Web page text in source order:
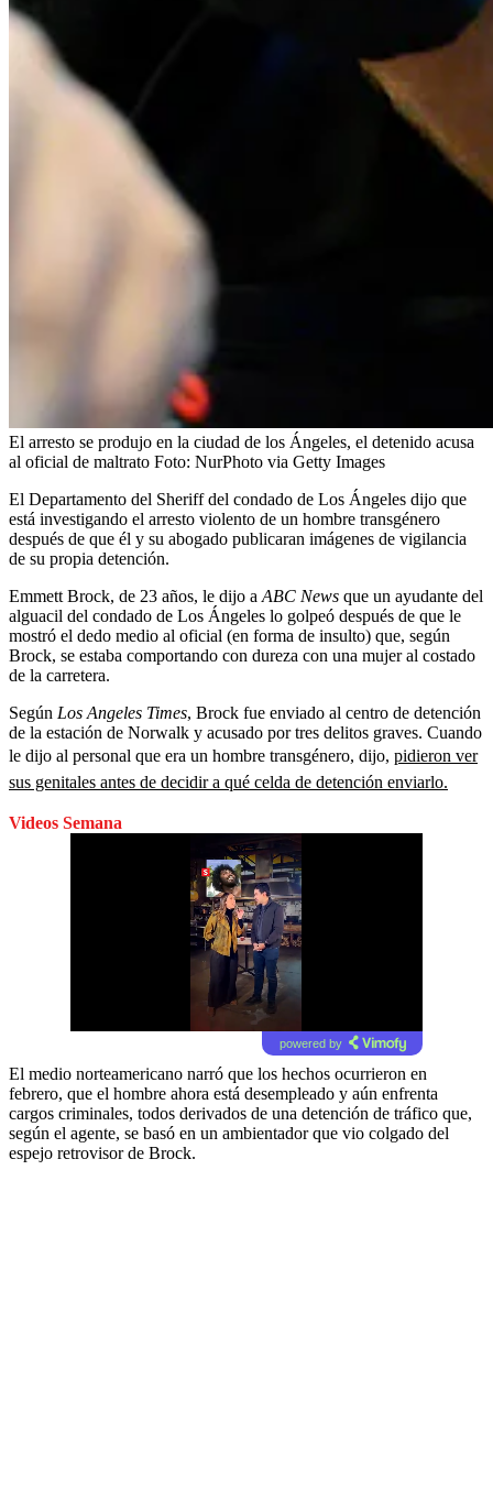
El arresto se produjo en la ciudad de los Ángeles, el detenido acusa
al oficial de maltrato Foto: NurPhoto via Getty Images
El Departamento del Sheriff del condado de Los Ángeles dijo que
está investigando el arresto violento de un hombre transgénero
después de que él y su abogado publicaran imágenes de vigilancia
de su propia detención.
Emmett Brock, de 23 años, le dijo a ABC News que un ayudante del
alguacil del condado de Los Ángeles lo golpeó después de que le
mostró el dedo medio al oficial (en forma de insulto) que, según
Brock, se estaba comportando con dureza con una mujer al costado
de la carretera.
Según Los Angeles Times, Brock fue enviado al centro de detención
de la estación de Norwalk y acusado por tres delitos graves. Cuando
le dijo al personal que era un hombre transgénero, dijo, pidieron ver
sus genitales antes de decidir a qué celda de detención enviarlo.
Videos Semana
powered by
El medio norteamericano narró que los hechos ocurrieron en
febrero, que el hombre ahora está desempleado y aún enfrenta
cargos criminales, todos derivados de una detención de tráfico que,
según el agente, se basó en un ambientador que vio colgado del
espejo retrovisor de Brock.